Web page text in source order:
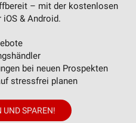
– mit der kostenlosen
& Android.
bei neuen Prospekten
stressfrei planen
SPAREN!